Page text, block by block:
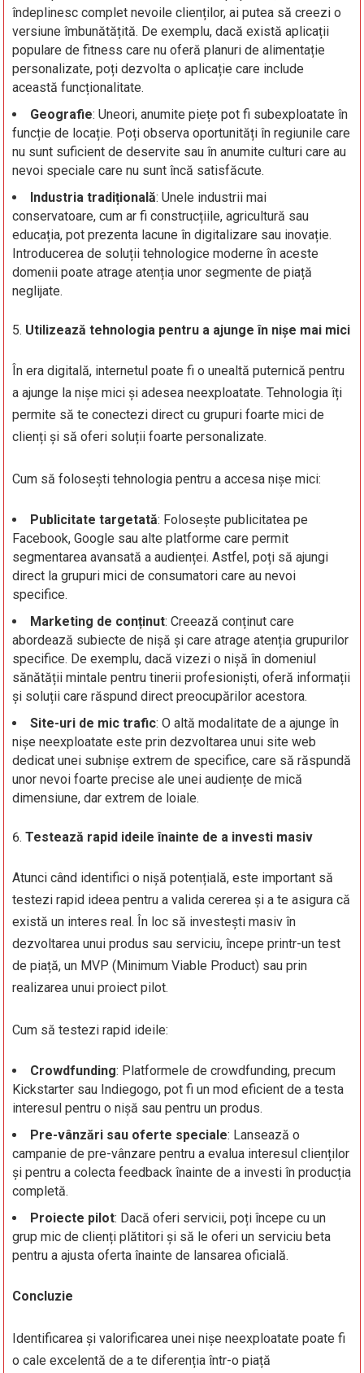
îndeplinesc complet nevoile clienților, ai putea să creezi o
versiune îmbunătățită. De exemplu, dacă există aplicații
populare de fitness care nu oferă planuri de alimentație
personalizate, poți dezvolta o aplicație care include
această funcționalitate.
Geografie: Uneori, anumite piețe pot fi subexploatate în
funcție de locație. Poți observa oportunități în regiunile care
nu sunt suficient de deservite sau în anumite culturi care au
nevoi speciale care nu sunt încă satisfăcute.
Industria tradițională: Unele industrii mai
conservatoare, cum ar fi construcțiile, agricultură sau
educația, pot prezenta lacune în digitalizare sau inovație.
Introducerea de soluții tehnologice moderne în aceste
domenii poate atrage atenția unor segmente de piață
neglijate.
Utilizează tehnologia pentru a ajunge în nișe mai mici
În era digitală, internetul poate fi o unealtă puternică pentru
a ajunge la nișe mici și adesea neexploatate. Tehnologia îți
permite să te conectezi direct cu grupuri foarte mici de
clienți și să oferi soluții foarte personalizate.
Cum să folosești tehnologia pentru a accesa nișe mici:
Publicitate targetată: Folosește publicitatea pe
Facebook, Google sau alte platforme care permit
segmentarea avansată a audienței. Astfel, poți să ajungi
direct la grupuri mici de consumatori care au nevoi
specifice.
Marketing de conținut: Creează conținut care
abordează subiecte de nișă și care atrage atenția grupurilor
specifice. De exemplu, dacă vizezi o nișă în domeniul
sănătății mintale pentru tinerii profesioniști, oferă informații
și soluții care răspund direct preocupărilor acestora.
Site-uri de mic trafic: O altă modalitate de a ajunge în
nișe neexploatate este prin dezvoltarea unui site web
dedicat unei subnișe extrem de specifice, care să răspundă
unor nevoi foarte precise ale unei audiențe de mică
dimensiune, dar extrem de loiale.
Testează rapid ideile înainte de a investi masiv
Atunci când identifici o nișă potențială, este important să
testezi rapid ideea pentru a valida cererea și a te asigura că
există un interes real. În loc să investești masiv în
dezvoltarea unui produs sau serviciu, începe printr-un test
de piață, un MVP (Minimum Viable Product) sau prin
realizarea unui proiect pilot.
Cum să testezi rapid ideile:
Crowdfunding: Platformele de crowdfunding, precum
Kickstarter sau Indiegogo, pot fi un mod eficient de a testa
interesul pentru o nișă sau pentru un produs.
Pre-vânzări sau oferte speciale: Lansează o
campanie de pre-vânzare pentru a evalua interesul clienților
și pentru a colecta feedback înainte de a investi în producția
completă.
Proiecte pilot: Dacă oferi servicii, poți începe cu un
grup mic de clienți plătitori și să le oferi un serviciu beta
pentru a ajusta oferta înainte de lansarea oficială.
Concluzie
Identificarea și valorificarea unei nișe neexploatate poate fi
o cale excelentă de a te diferenția într-o piață